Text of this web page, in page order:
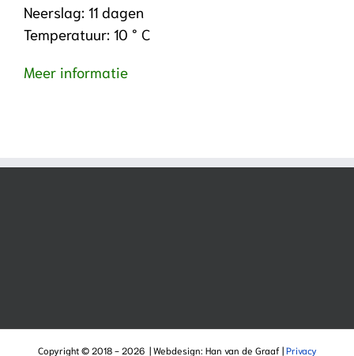
Neerslag: 11 dagen
Temperatuur: 10 ° C
Meer informatie
Copyright © 2018 - 2026 | Webdesign: Han van de Graaf | Privacy